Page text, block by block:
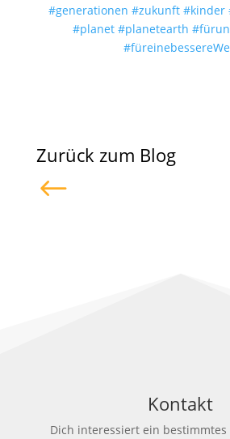
#generationen #zukunft #kinder
#planet #planetearth
Zurück zum Blog
#
Kontakt
Dich interessiert ein bestimmtes